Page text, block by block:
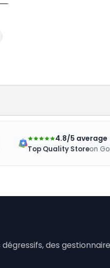
4.8/5 average
Top Quality Storeon
des